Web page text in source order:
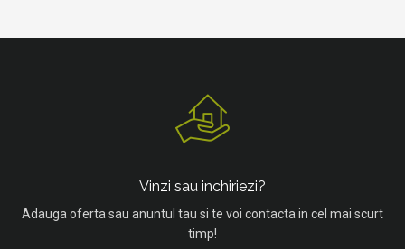
Vinzi sau inchiriezi?
Adauga oferta sau anuntul tau si te voi contacta in cel mai scurt
timp!